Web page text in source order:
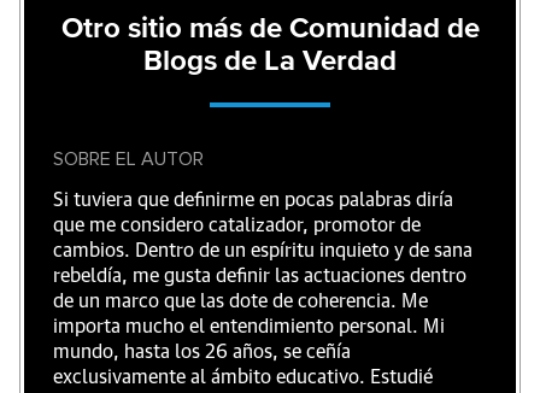
Otro sitio más de Comunidad de
Blogs de La Verdad
SOBRE EL AUTOR
Si tuviera que definirme en pocas palabras diría
que me considero catalizador, promotor de
cambios. Dentro de un espíritu inquieto y de sana
rebeldía, me gusta definir las actuaciones dentro
de un marco que las dote de coherencia. Me
importa mucho el entendimiento personal. Mi
mundo, hasta los 26 años, se ceñía
exclusivamente al ámbito educativo. Estudié